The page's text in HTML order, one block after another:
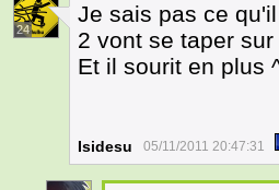
24
Je sais pas ce
2 vont se taper
Et il sourit en plus
Isidesu 05/11/2011 20:47:31